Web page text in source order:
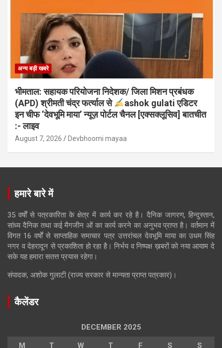
अन्य बड़ी खबरे
भीमताल: सहायक परियोजना निदेशक/ जिला मिशन प्रबंधक
(APD) श्रीमती चंद्र फर्त्याल से
ashok gulati एडिटर
इन चीफ ‘देवभूमि माया’ न्यूज़ पोर्टल चैनल [एक्सक्लूसिव] बातचीत
:- लाइव
August 7, 2026 Devbhoomi mayaa
हमारे बारे में
35 वर्षों से पत्रकारिता के क्षेत्र में कार्य कर रहे है। दैनिक जागरण, हिन्दुस्तान,
सांध्य दैनिक तथा कई मैगजीन ओं का कार्य करने का अनुभव प्राप्त है। वर्तमान में
विगत 16 वर्षों से साप्ताहिक समाचार पत्र उत्तरांचल देवभूमि माया का उधम सिंह
नगर व देहरादून से प्रकाशिता हो रहा है। निर्भय व निष्पक्ष ख़बरों को नया आयाम दे
सके यह हमारा सतत्त प्रयास रहेगा।
संपादक, अशोक गुलाटी (राज्य सरकार से मान्यता प्राप्त पत्रकार)।
कैलेंडर
DECEMBER 2025
M T W T F S S